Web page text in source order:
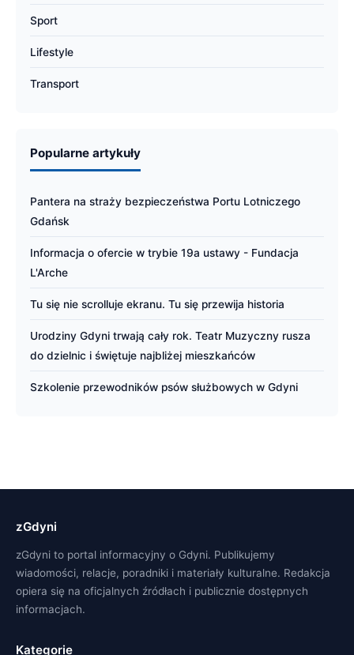
Sport
Lifestyle
Transport
Popularne artykuły
Pantera na straży bezpieczeństwa Portu Lotniczego
Gdańsk
Informacja o ofercie w trybie 19a ustawy - Fundacja
L'Arche
Tu się nie scrolluje ekranu. Tu się przewija historia
Urodziny Gdyni trwają cały rok. Teatr Muzyczny rusza
do dzielnic i świętuje najbliżej mieszkańców
Szkolenie przewodników psów służbowych w Gdyni
zGdyni
zGdyni to portal informacyjny o Gdyni. Publikujemy
wiadomości, relacje, poradniki i materiały kulturalne. Redakcja
opiera się na oficjalnych źródłach i publicznie dostępnych
informacjach.
Kategorie